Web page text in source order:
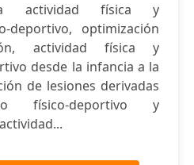
actividad física y
deportivo, optimización
actividad física y
desde la infancia a la
de lesiones derivadas
físico-deportivo y